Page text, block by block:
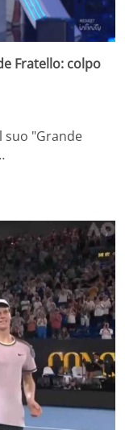
Fratello: colpo
suo "Grande